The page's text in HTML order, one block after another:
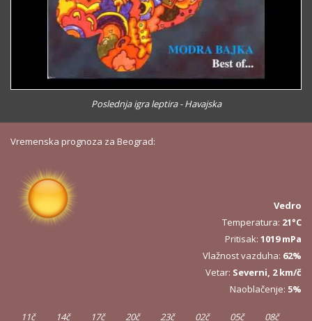
Poslednja igra leptira - Havajska
Vremenska prognoza za Beograd:
Vedro
Temperatura: 21°C
Pritisak: 1019 mPa
Vlažnost vazduha: 62%
Vetar: Severni, 2 km/č
Naoblačenje: 5%
11č 14č 17č 20č 23č 02č 05č 08č